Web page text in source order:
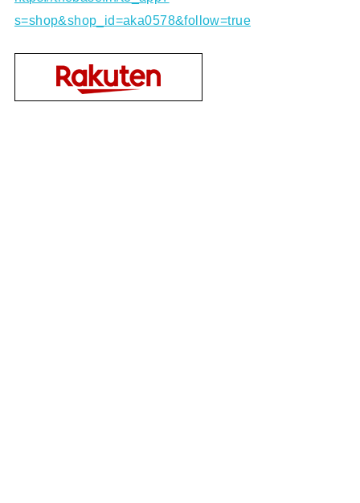
s=shop&shop_id=aka0578&follow=true